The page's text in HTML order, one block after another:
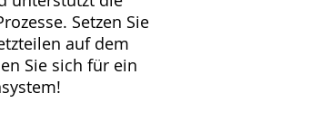
Setzen Sie
auf dem
Sie sich für ein